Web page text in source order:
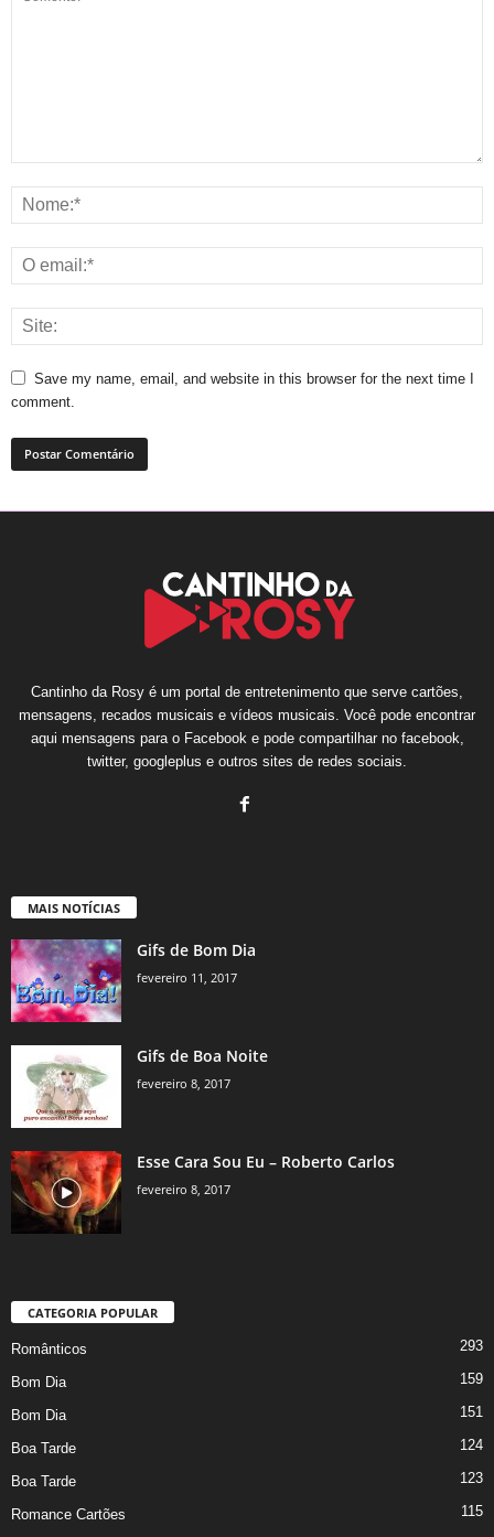
Save my name, email, and website in this browser for the next time I
comment.
Cantinho da Rosy é um portal de entretenimento que serve cartões,
mensagens, recados musicais e vídeos musicais. Você pode encontrar
aqui mensagens para o Facebook e pode compartilhar no facebook,
twitter, googleplus e outros sites de redes sociais.
MAIS NOTÍCIAS
Gifs de Bom Dia
fevereiro 11, 2017
Gifs de Boa Noite
fevereiro 8, 2017
Esse Cara Sou Eu – Roberto Carlos
fevereiro 8, 2017
CATEGORIA POPULAR
Românticos 293
Bom Dia 159
Bom Dia 151
Boa Tarde 124
Boa Tarde 123
Romance Cartões
115